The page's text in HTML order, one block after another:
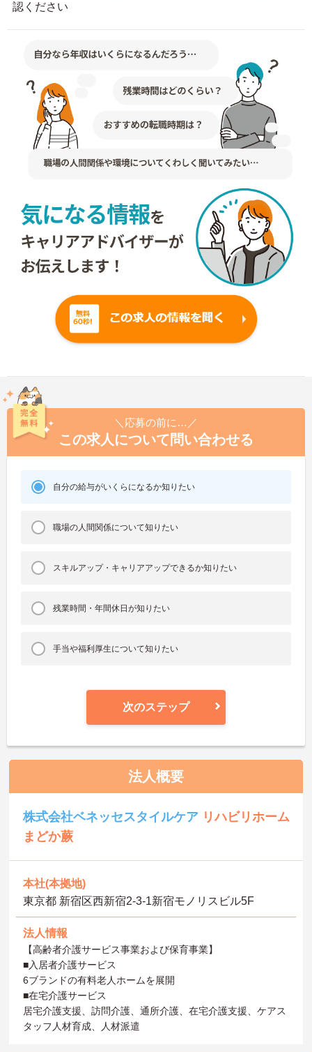
認ください
＼応募の前に…／
この求人について問い合わせる
自分の給与がいくらになるか知りたい
職場の人間関係について知りたい
スキルアップ・キャリアアップできるか知りたい
残業時間・年間休日が知りたい
手当や福利厚生について知りたい
次のステップ
法人概要
株式会社ベネッセスタイルケア リハビリホーム
まどか蕨
本社(本拠地)
東京都 新宿区西新宿2-3-1新宿モノリスビル5F
法人情報
【高齢者介護サービス事業および保育事業】
■入居者介護サービス
6ブランドの有料老人ホームを展開
■在宅介護サービス
居宅介護支援、訪問介護、通所介護、在宅介護支援、ケアス
タッフ人材育成、人材派遣